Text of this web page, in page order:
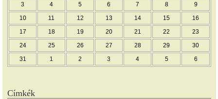
3 4 5 6 7 8 9
10 11 12 13 14 15 16
17 18 19 20 21 22 23
24 25 26 27 28 29 30
31 1 2 3 4 5 6
Címkék